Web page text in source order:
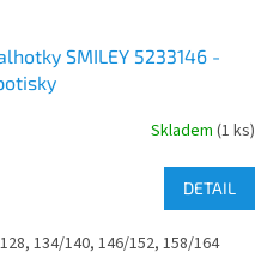
SMILEY 5233146 -
Skladem (1 ks)
DETAIL
134/140, 146/152, 158/164